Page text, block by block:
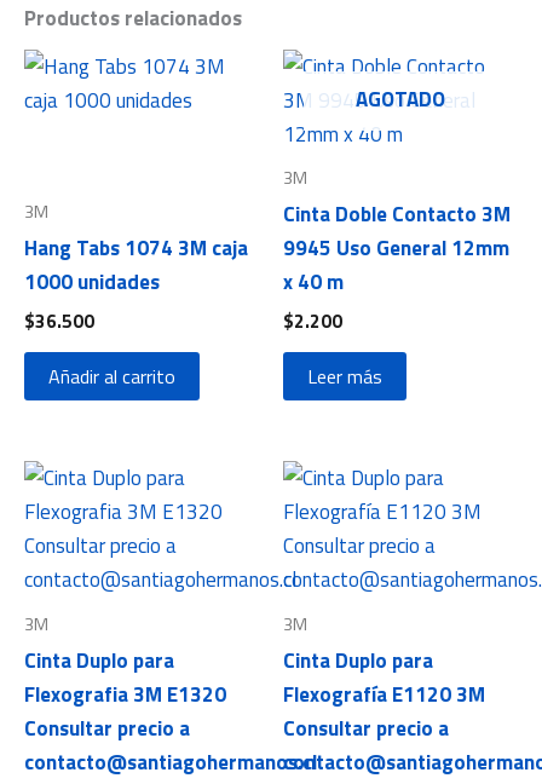
Productos relacionados
3M
Hang Tabs 1074 3M caja
1000 unidades
$36.500
Añadir al carrito
AGOTADO
3M
Cinta Doble Contacto 3M
9945 Uso General 12mm
x 40 m
$2.200
Leer más
3M
Cinta Duplo para
Flexografia 3M E1320
Consultar precio a
contacto@santiagohermanos.cl
3M
Cinta Duplo para
Flexografía E1120 3M
Consultar precio a